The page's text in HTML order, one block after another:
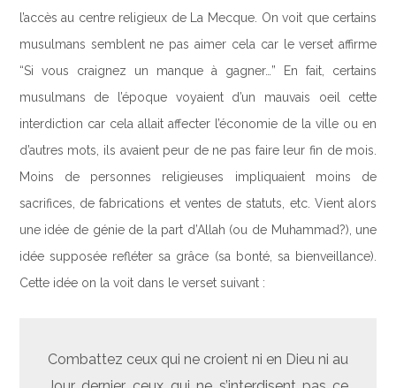
l’accès au centre religieux de La Mecque. On voit que certains
musulmans semblent ne pas aimer cela car le verset affirme
“Si vous craignez un manque à gagner…” En fait, certains
musulmans de l’époque voyaient d’un mauvais oeil cette
interdiction car cela allait affecter l’économie de la ville ou en
d’autres mots, ils avaient peur de ne pas faire leur fin de mois.
Moins de personnes religieuses impliquaient moins de
sacrifices, de fabrications et ventes de statuts, etc. Vient alors
une idée de génie de la part d’Allah (ou de Muhammad?), une
idée supposée refléter sa grâce (sa bonté, sa bienveillance).
Cette idée on la voit dans le verset suivant :
Combattez ceux qui ne croient ni en Dieu ni au